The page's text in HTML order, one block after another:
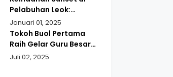
Kemerdekaan
Pelabuhan Leok:
Destinasi Wisata di
Buol, Sulawesi Tengah
Januari 01, 2025
Tokoh Buol Pertama
Raih Gelar Guru Besar
Kesehatan Masyarakat:
Juli 02, 2025